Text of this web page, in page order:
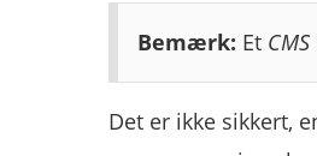
Bemærk: Et CMS
Det er ikke sikkert,